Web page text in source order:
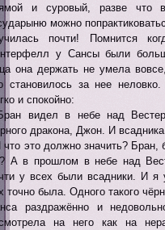
и суровый, разве что
можно
почти! Помнится
у Сансы были
она держать не умела
становилось за нее
и спокойно:
видел в небе над
дракона, Джон. И всадника
что это должно значить?
А в прошлом в небе над
у всех были всадники. И я
точно была. Одного такого
раздражённо и
на него как на